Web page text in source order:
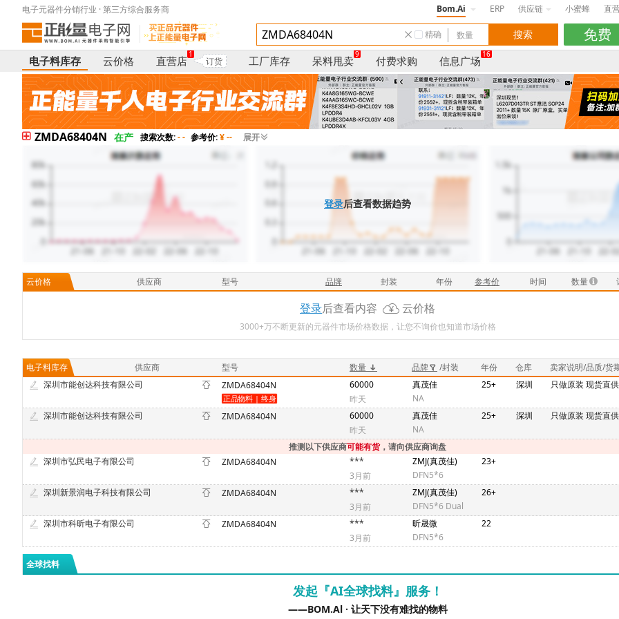
电子元器件分销行业 · 第三方综合服务商 Bom.Ai ERP 供应链 小蜜蜂 直
精确
电子料库存 云价格 直营店
1
订货 工厂库存 呆料甩卖
9
付费求购 信息广场
16
ZMDA68404N 在产 搜索次数:- - 参考价:¥ -- 展开
登录后查看数据趋势
云价格 供应商 型号 品牌 封装 年份 参考价 时间 数量
登录后查看内容 云价格
3000+万不断更新的元器件市场价格数据，让您不询价也知道市场价格
电子料库存 供应商 型号 数量 品牌 /封装 年份 仓库
卖家说明/品质/货
深圳市能创达科技有限公司
ZMDA68404N
60000
昨天
真茂佳
NA
25+ 深圳 只做原装 现货直供
深圳市能创达科技有限公司 ZMDA68404N
60000
昨天
真茂佳
NA
25+ 深圳 只做原装 现货直供
推测以下供应商可能有货，请向供应商询盘
深圳市弘民电子有限公司
ZMDA68404N
***
3月前
ZMJ(真茂佳)
DFN5*6
23+
深圳新景润电子科技有限公司 ZMDA68404N
***
3月前
ZMJ(真茂佳)
DFN5*6 Dual
26+
深圳市科昕电子有限公司 ZMDA68404N
***
3月前
昕晟微
DFN5*6
22
全球找料
发起『AI全球找料』服务！
——BOM.Al · 让天下没有难找的物料